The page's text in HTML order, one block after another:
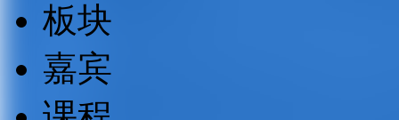
板块
嘉宾